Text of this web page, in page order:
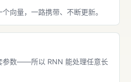
向量，一路携带、不断更新。
参数——所以 RNN 能处理任意长